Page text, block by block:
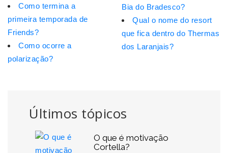
Últimos tópicos
O que é motivação
Cortella?
Como termina a
primeira temporada de
Friends?
Como ocorre a
polarização?
Bia do Bradesco?
Qual o nome do resort
que fica dentro do Thermas
dos Laranjais?